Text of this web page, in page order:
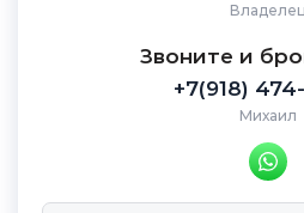
Звоните и
+7(918)
Михаил